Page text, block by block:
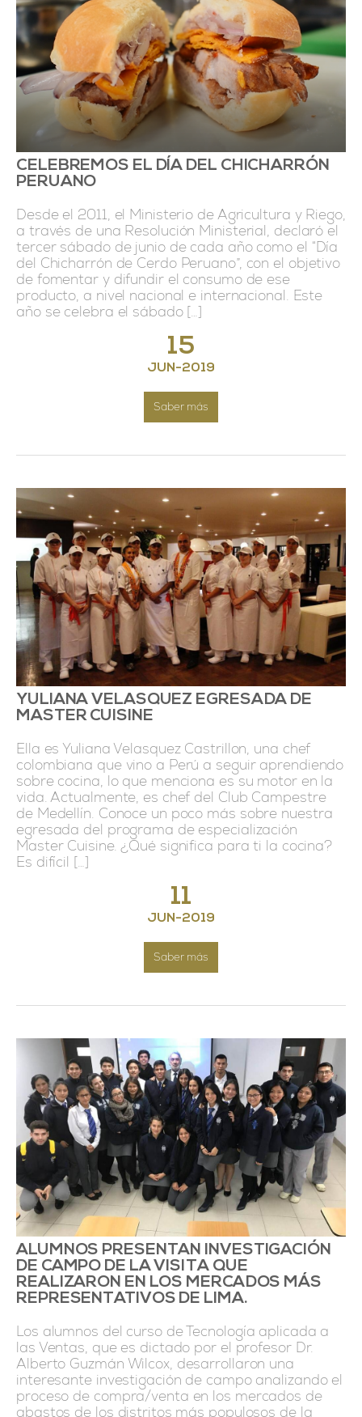
15
JUN-2019
Saber más
CELEBREMOS EL DÍA DEL CHICHARRÓN
PERUANO
Desde el 2011, el Ministerio de Agricultura y Riego,
a través de una Resolución Ministerial, declaró el
tercer sábado de junio de cada año como el “Día
del Chicharrón de Cerdo Peruano”, con el objetivo
de fomentar y difundir el consumo de ese
producto, a nivel nacional e internacional. Este
año se celebra el sábado […]
11
JUN-2019
Saber más
YULIANA VELASQUEZ EGRESADA DE
MASTER CUISINE
Ella es Yuliana Velasquez Castrillon, una chef
colombiana que vino a Perú a seguir aprendiendo
sobre cocina, lo que menciona es su motor en la
vida. Actualmente, es chef del Club Campestre
de Medellín. Conoce un poco más sobre nuestra
egresada del programa de especialización
Master Cuisine. ¿Qué significa para ti la cocina?
Es difícil […]
ALUMNOS PRESENTAN INVESTIGACIÓN
DE CAMPO DE LA VISITA QUE
REALIZARON EN LOS MERCADOS MÁS
REPRESENTATIVOS DE LIMA.
Los alumnos del curso de Tecnología aplicada a
las Ventas, que es dictado por el profesor Dr.
Alberto Guzmán Wilcox, desarrollaron una
interesante investigación de campo analizando el
proceso de compra/venta en los mercados de
abastos de los distritos más populosos de la